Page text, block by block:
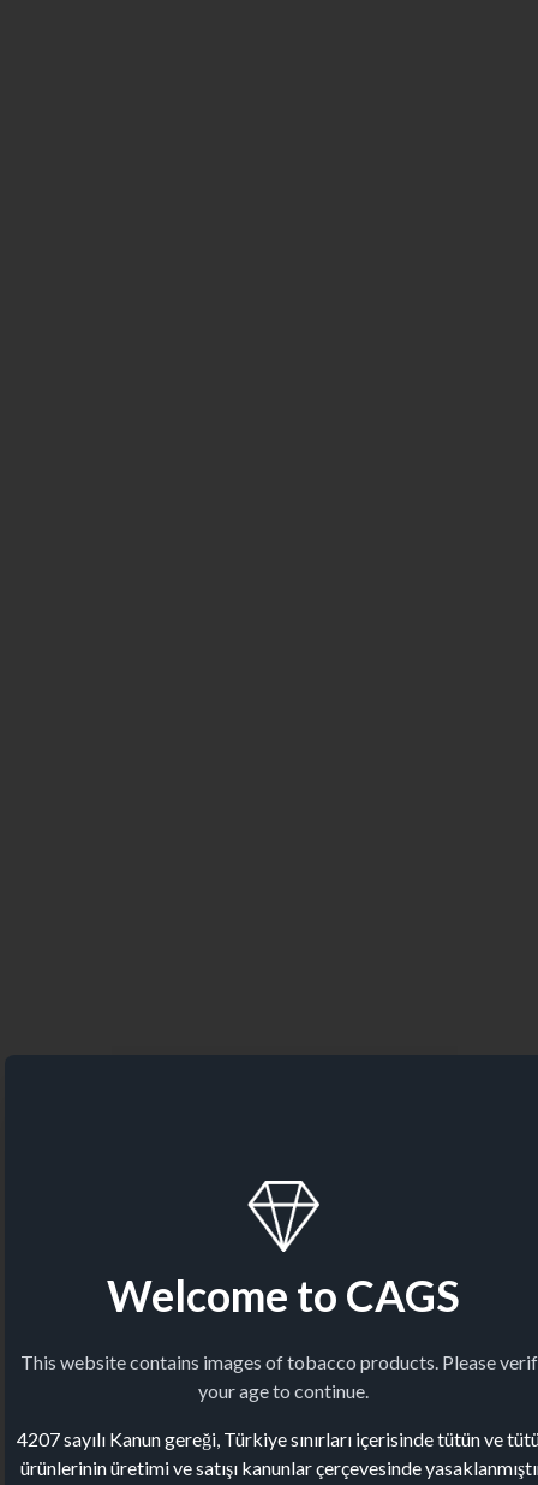
Welcome to CAGS
This website contains images of tobacco products. Please
your age to continue.
4207 sayılı Kanun gereği, Türkiye sınırları içerisinde tütün ve
ürünlerinin üretimi ve satışı kanunlar çerçevesinde